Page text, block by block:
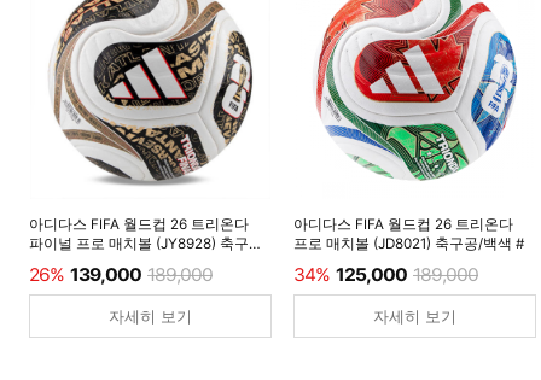
아디다스 FIFA 월드컵 26 트리온다
파이널 프로 매치볼 (JY8928) 축구공/
26% 139,000 189,000
자세히 보기
아디다스 FIFA 월드컵 26 트리온다
프로 매치볼 (JD8021) 축구공/백색 #
34% 125,000 189,000
자세히 보기